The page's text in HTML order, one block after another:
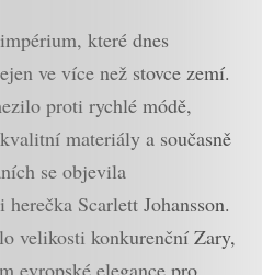
které dnes
ve více než stovce zemí.
proti rychlé módě,
materiály a současně
se objevila
Scarlett Johansson.
velikosti konkurenční Zary,